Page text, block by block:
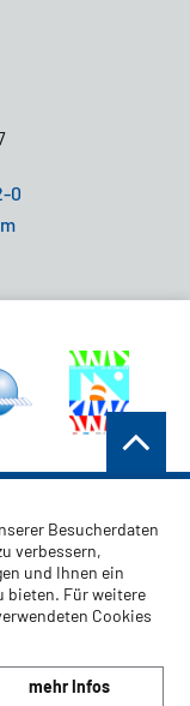
0
Besucherdaten
verbessern,
und Ihnen ein
bieten. Für weitere
Cookies
mehr Infos